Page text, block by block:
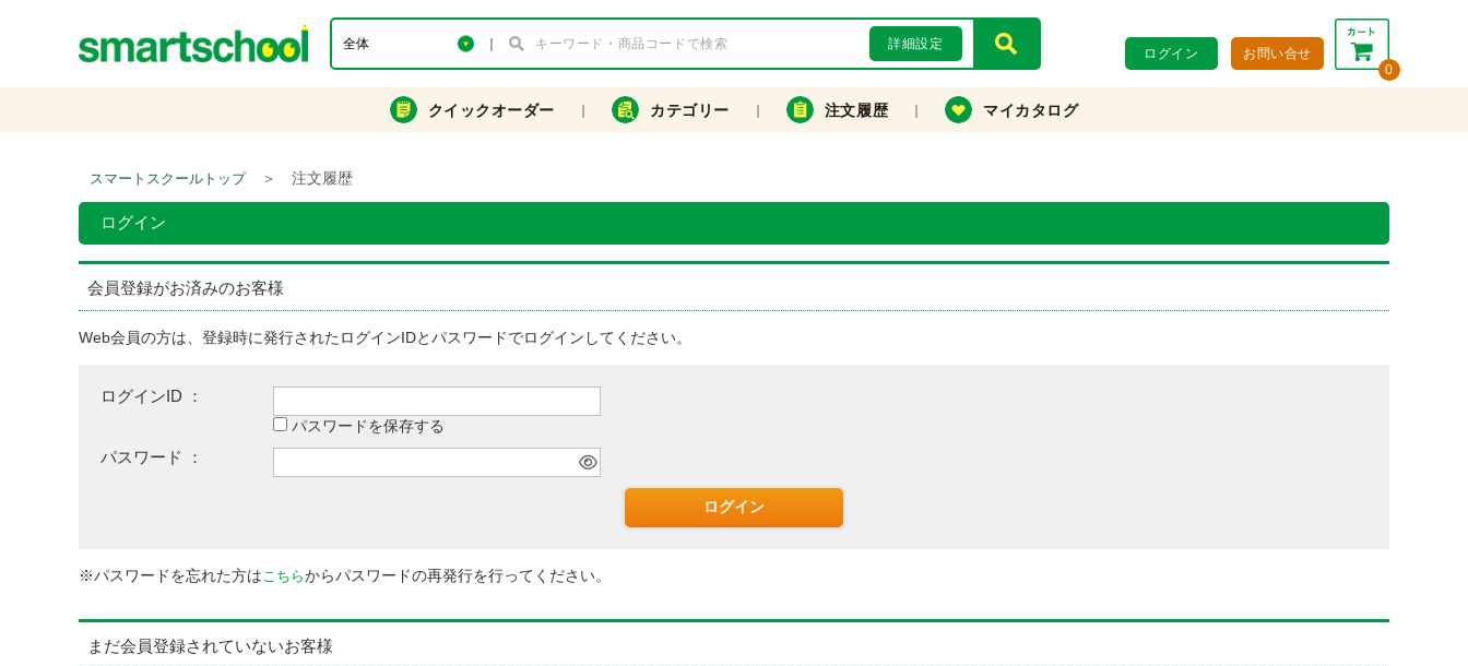
詳細設定
ログイン
お問い合せ
0
合計： 0円
カートを見る・注文する
クイックオーダー カテゴリー 注文履歴 マイカタログ
スマートスクールトップ ＞ 注文履歴
ログイン
会員登録がお済みのお客様
Web会員の方は、登録時に発行されたログインIDとパスワードでログインしてください。
ログインID ：
パスワードを保存する
パスワード ：
※パスワードを忘れた方はこちらからパスワードの再発行を行ってください。
まだ会員登録されていないお客様